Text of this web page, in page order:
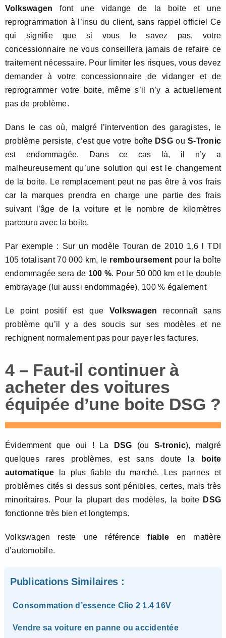
Volkswagen font une vidange de la boite et une
reprogrammation à l’insu du client, sans rappel officiel Ce
qui signifie que si vous le savez pas, votre
concessionnaire ne vous conseillera jamais de refaire ce
traitement nécessaire. Pour limiter les risques, vous devez
demander à votre concessionnaire de vidanger et de
reprogrammer votre boite, même s’il n’y a actuellement
pas de problème.
Dans le cas où, malgré l’intervention des garagistes, le
problème persiste, c’est que votre boîte DSGou S-Tronic
est endommagée. Dans ce cas là, il n’y a
malheureusement qu’une solution qui est le changement
de la boite. Le remplacement peut ne pas être à vos frais
car la marques prendra en charge une partie des frais
suivant l’âge de la voiture et le nombre de kilomètres
parcouru avec la boite.
Par exemple : Sur un modèle Touran de 2010 1,6 l TDI
105 totalisant 70 000 km, le remboursement pour la boîte
endommagée sera de 100 %. Pour 50 000 km et le double
embrayage (lui aussi endommagée), 100 % également
Le point positif est que Volkswagen reconnaît sans
problème qu’il y a des soucis sur ses modèles et ne
rechignent normalement pas pour payer les factures.
4 – Faut-il continuer à
acheter des voitures
équipée d’une boite DSG ?
Évidemment que oui ! La DSG (ou S-tronic), malgré
quelques rares problèmes, est sans doute la
boite
automatique la plus fiable du marché. Les pannes et
problèmes cités si dessus sont pénibles, certes, mais très
minoritaires. Pour la plupart des modèles, la boite DSG
fonctionne très bien et longtemps.
Volkswagen reste une référence fiableen matière
d’automobile.
Publications Similaires :
Consommation d’essence Clio 2 1.4 16V
Vendre sa voiture en panne ou accidentée